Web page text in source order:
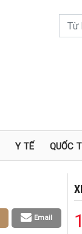
Y TẾ QUỐC
Email